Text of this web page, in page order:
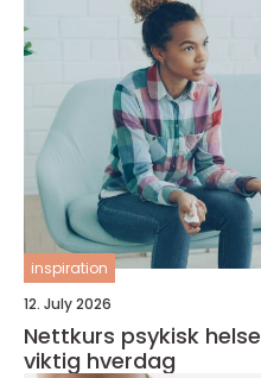
inspiration
12. July 2026
Nettkurs psykisk helse fleksibel læring for en
viktig hverdag